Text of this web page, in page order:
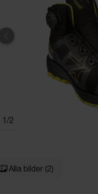
Föregående
1 /2
Alla bilder (2)